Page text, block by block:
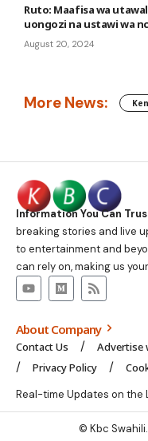
Ruto: Maafisa wa
uongozi na ustawi wa
August 20, 2024
More News:
Information You Can
breaking stories and live
to entertainment and
can rely on, making us
About Company
Contact Us Advertise
Privacy Policy
Real-time Updates on the
© Kbc